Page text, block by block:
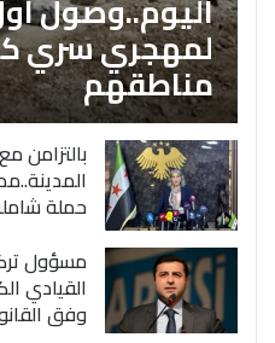
لمهجري سري
مناطقهم
بالتزامن
حملة
مسؤول
القيادي
وفق